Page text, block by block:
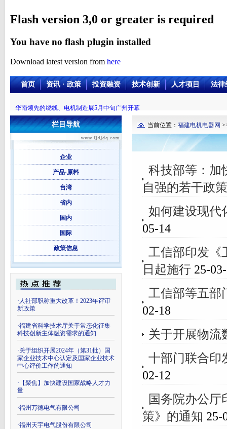
Flash version 3,0 or greater is required
You have no flash plugin installed
Download latest version from here
首页 资讯 · 政策 投资融资 技术创新 人才项目 法律
华南领先的绕线、电机制造展5月中旬广州开幕
栏目导航
企业
产品·原料
台湾
省内
国内
国际
政策信息
· 人社部职称重大改革！2023年评审
新政策
·福建省科学技术厅关于常态化征集
科技创新主体融资需求的通知
·关于组织开展2024年（第31批）国
家企业技术中心认定及国家企业技术
中心评价工作的通知
· 【聚焦】加快建设国家战略人才力
量
·福州万德电气有限公司
·福州天宇电气股份有限公司
当前位置： 福建电机电器网
科技部等：加
自强的若干政
如何建设现代
05-14
工信部印发《
日起施行 25-
工信部等五部
02-18
关于开展物流
十部门联合印
02-12
国务院办公厅
策》的通知 25-